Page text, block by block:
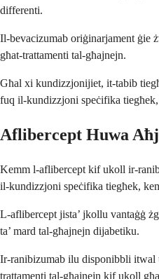
differenti.
Il-bevacizumab oriġinarjament ġie
għat-trattamenti tal-għajnejn.
Għal xi kundizzjonijiet, it-tabib
fuq il-kundizzjoni speċifika
Aflibercept Huwa
Kemm l-aflibercept kif ukoll ir-
il-kundizzjoni speċifika tiegħek,
L-aflibercept jista’ jkollu vantaġġ
ta’ mard tal-għajnejn dijabetiku.
Ir-ranibizumab ilu disponibbli itwal
trattamenti tal-għajnejn kif ukoll